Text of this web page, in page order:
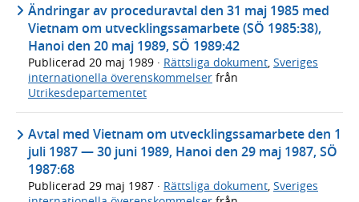
Ändringar av proceduravtal den 31 maj 1985 med
Vietnam om utvecklingssamarbete (SÖ 1985:38),
Hanoi den 20 maj 1989, SÖ 1989:42
Publicerad 20 maj 1989 · Rättsliga dokument Sveriges
internationella överenskommelser från
Utrikesdepartementet
Avtal med Vietnam om utvecklingssamarbete den 1
juli 1987 — 30 juni 1989, Hanoi den 29 maj 1987, SÖ
1987:68
Publicerad 29 maj 1987 · Rättsliga dokument, Sveriges